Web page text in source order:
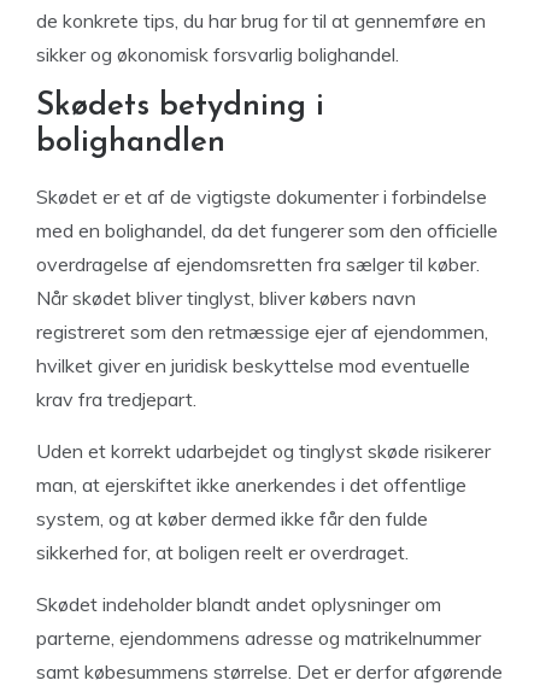
de konkrete tips, du har brug for til at gennemføre en
sikker og økonomisk forsvarlig bolighandel.
Skødets betydning i
bolighandlen
Skødet er et af de vigtigste dokumenter i forbindelse
med en bolighandel, da det fungerer som den officielle
overdragelse af ejendomsretten fra sælger til køber.
Når skødet bliver tinglyst, bliver købers navn
registreret som den retmæssige ejer af ejendommen,
hvilket giver en juridisk beskyttelse mod eventuelle
krav fra tredjepart.
Uden et korrekt udarbejdet og tinglyst skøde risikerer
man, at ejerskiftet ikke anerkendes i det offentlige
system, og at køber dermed ikke får den fulde
sikkerhed for, at boligen reelt er overdraget.
Skødet indeholder blandt andet oplysninger om
parterne, ejendommens adresse og matrikelnummer
samt købesummens størrelse. Det er derfor afgørende